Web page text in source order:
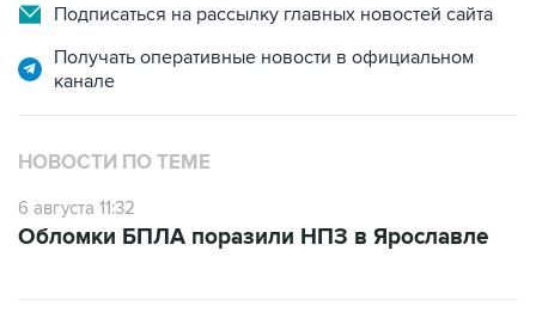
Подписаться на рассылку главных новостей сайта
Получать оперативные новости в официальном
канале
НОВОСТИ ПО ТЕМЕ
6 августа 11:32
Обломки БПЛА поразили НПЗ в Ярославле